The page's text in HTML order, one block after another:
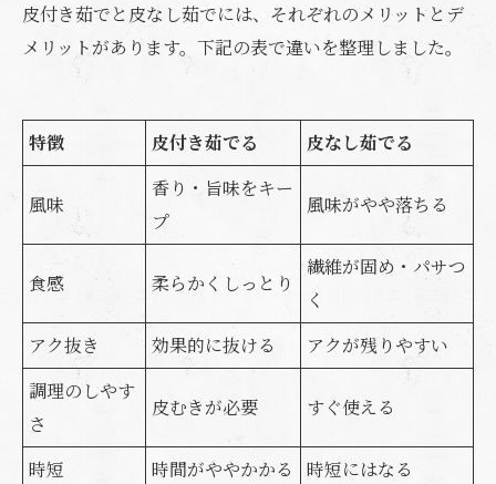
皮付き茹でと皮なし茹でには、それぞれのメリットとデ
メリットがあります。下記の表で違いを整理しました。
特徴 皮付き茹でる 皮なし茹でる
風味
香り・旨味をキー
プ
風味がやや落ちる
食感 柔らかくしっとり
繊維が固め・パサつ
く
アク抜き
効果的に抜ける
アクが残りやすい
調理のしやす
さ
皮むきが必要 すぐ使える
時短 時間がややかかる 時短にはなる